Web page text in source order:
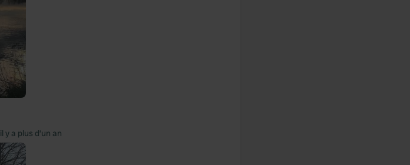
il y a plus d’un an